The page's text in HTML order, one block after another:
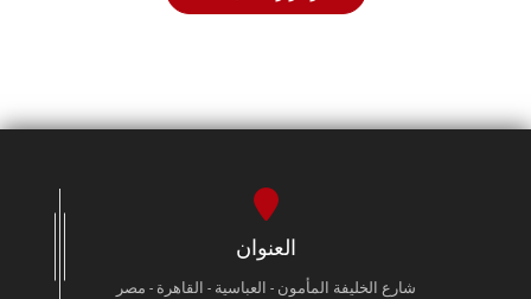
العنوان
شارع الخليفة المأمون - العباسية - القاهرة - مصر